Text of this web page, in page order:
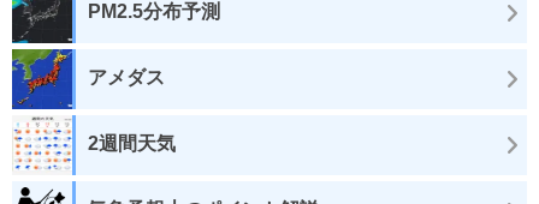
PM2.5分布予測
アメダス
2週間天気